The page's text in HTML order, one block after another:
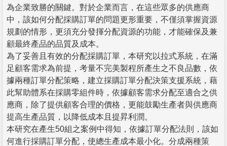
為企業致勝的關鍵。對於企業而言，在這些眾多的供應商
中，該如何分配採購訂單的問題更形重要，不僅須掌握資源
規劃的情形，更須充分發揮分配資源的功能，才能確保及兼
顧最終產品的品質及成本。
為了妥善且有效的分配採購訂單，本研究以拉式系統，在滿
足顧客需求為前提，考量不完美製程所產生之不良品數，依
據兩種訂單分配策略，建立採購訂單分配決策支援系統，藉
此幫助體系在採購零組件時，依據顧客需求分配至適合之供
應商，除了提供顧客合理的價格，更能鼓勵生產者與供應商
提高生產品質，以降低成本且提昇利潤。
本研究在產生50組之案例中得知，依據訂單分配法則，該如
何進行採購訂單分配，使總生產成本最小化。分成兩種策